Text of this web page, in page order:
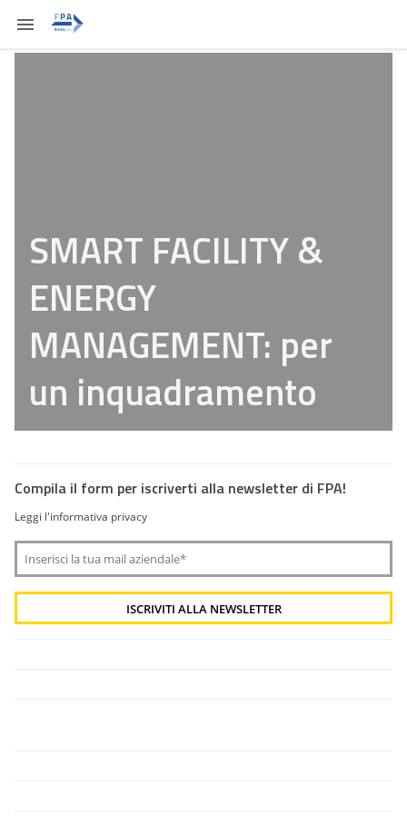
SMART FACILITY &
ENERGY
MANAGEMENT: per
un inquadramento
Compila il form per iscriverti alla newsletter di FPA!
Leggi l'informativa privacy